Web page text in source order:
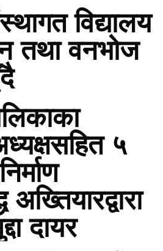
विद्यालय
तथा वनभोज
५
दायर